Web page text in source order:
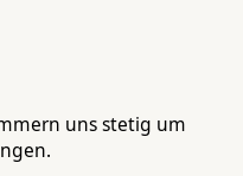
uns stetig um